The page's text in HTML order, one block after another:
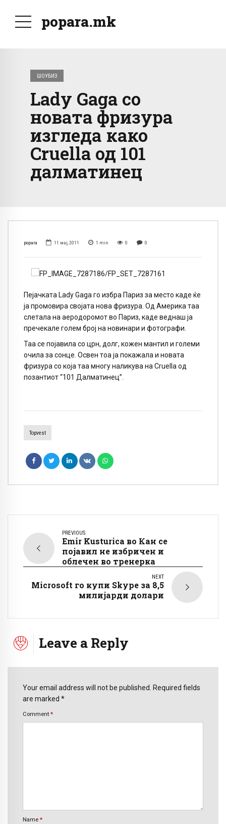
popara.mk
ШОУБИЗ
Lady Gaga со
новата фризура
изгледа како
Cruella од 101
далматинец
popara 11 мај, 2011 1 min 0 0
Пејачката Lady Gaga го избра Париз за место каде ќе
ја промовира својата нова фризура. Од Америка таа
слетала на аеродоромот во Париз, каде веднаш ја
пречекале голем број на новинари и фотографи.
Таа се појавила со црн, долг, кожен мантил и големи
очила за сонце. Освен тоа ја покажала и новата
фризура со која таа многу наликува на Cruella од
позантиот “101 Далматинец”.
Topvest
PREVIOUS
Emir Kusturica во Кан се
појавил не избричен и
облечен во тренерка
NEXT
Microsoft го купи Skype за 8,5
милијарди долари
Leave a Reply
Your email address will not be published. Required fields
are marked *
Comment *
Name *